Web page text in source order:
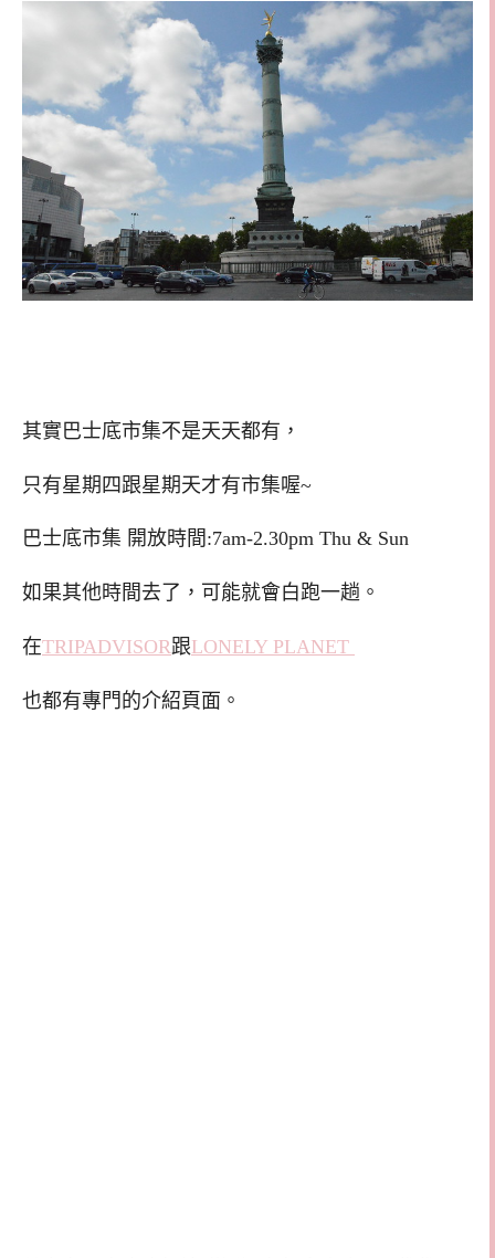
其實巴士底市集不是天天都有，
只有星期四跟星期天才有市集喔~
巴士底市集 開放時間:7am-2.30pm Thu & Sun
如果其他時間去了，可能就會白跑一趟。
在TRIPADVISOR跟LONELY PLANET
也都有專門的介紹頁面。